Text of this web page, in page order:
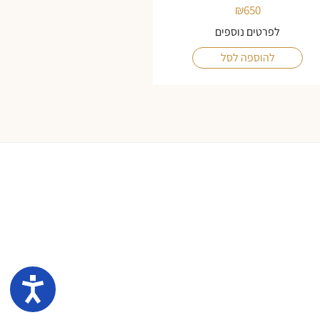
₪650
לפרטים נוספים
להוספה לסל